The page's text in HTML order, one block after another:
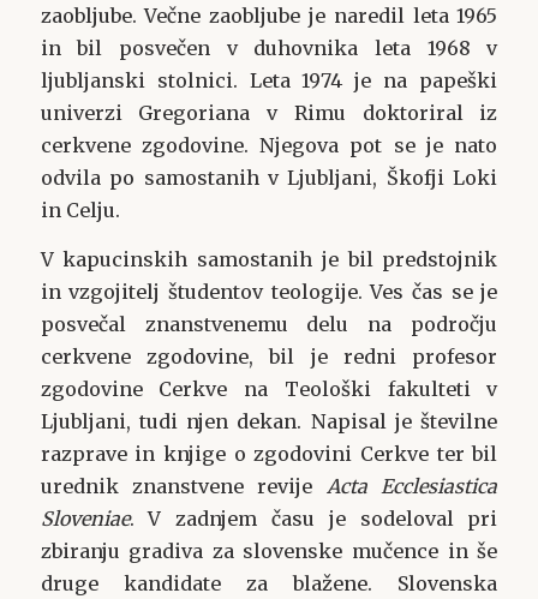
zaobljube. Večne zaobljube je naredil leta 1965
in bil posvečen v duhovnika leta 1968 v
ljubljanski stolnici. Leta 1974 je na papeški
univerzi Gregoriana v Rimu doktoriral iz
cerkvene zgodovine. Njegova pot se je nato
odvila po samostanih v Ljubljani, Škofji Loki
in Celju.
V kapucinskih samostanih je bil predstojnik
in vzgojitelj študentov teologije. Ves čas se je
posvečal znanstvenemu delu na področju
cerkvene zgodovine, bil je redni profesor
zgodovine Cerkve na Teološki fakulteti v
Ljubljani, tudi njen dekan. Napisal je številne
razprave in knjige o zgodovini Cerkve ter bil
urednik znanstvene revije Acta Ecclesiastica
Sloveniae. V zadnjem času je sodeloval pri
zbiranju gradiva za slovenske mučence in še
druge kandidate za blažene. Slovenska